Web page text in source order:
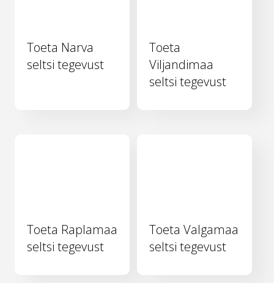
Toeta Narva
seltsi tegevust
Toeta
Viljandimaa
seltsi tegevust
Toeta Raplamaa
seltsi tegevust
Toeta Valgamaa
seltsi tegevust